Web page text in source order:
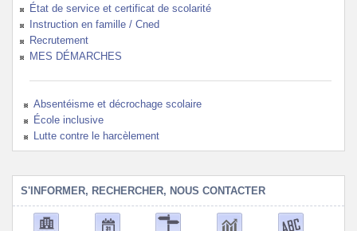
État de service et certificat de scolarité
Instruction en famille / Cned
Recrutement
MES DÉMARCHES
Absentéisme et décrochage scolaire
École inclusive
Lutte contre le harcèlement
S'INFORMER, RECHERCHER, NOUS CONTACTER